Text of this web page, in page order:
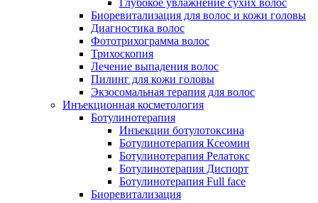
Глубокое увлажнение сухих волос
Биоревитализация для волос и кожи головы
Диагностика волос
Фототрихограмма волос
Трихоскопия
Лечение выпадения волос
Пилинг для кожи головы
Экзосомальная терапия для волос
Инъекционная косметология
Ботулинотерапия
Инъекции ботулотоксина
Ботулинотерапия Ксеомин
Ботулинотерапия Релатокс
Ботулинотерапия Диспорт
Ботулинотерапия Full face
Биоревитализация